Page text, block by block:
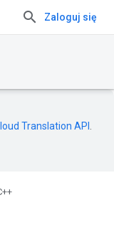
Zaloguj się
Translation API